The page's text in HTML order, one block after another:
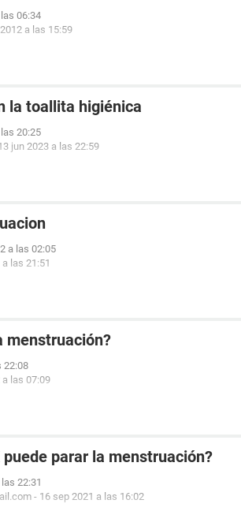
06:34
a las 15:59
la toallita higiénica
20:25
jun 2023 a las 22:59
a las 02:05
las 21:51
menstruación?
22:08
a las 07:09
parar la menstruación?
22:31
- 16 sep 2021 a las 16:02